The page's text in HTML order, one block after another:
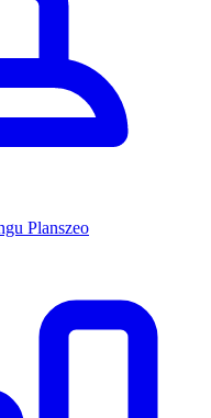
Planszeo